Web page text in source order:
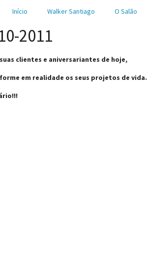
Início Walker Santiago O Salão
2011
clientes e aniversariantes de hoje,
em realidade os seus projetos de vida.